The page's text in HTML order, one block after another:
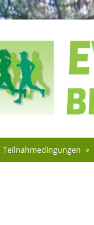
Teilnahmedingungen